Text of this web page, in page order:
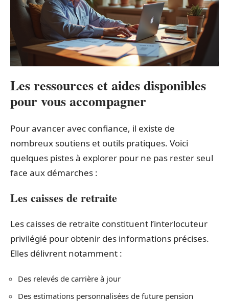
Les ressources et aides disponibles
pour vous accompagner
Pour avancer avec confiance, il existe de
nombreux soutiens et outils pratiques. Voici
quelques pistes à explorer pour ne pas rester seul
face aux démarches :
Les caisses de retraite
Les caisses de retraite constituent l’interlocuteur
privilégié pour obtenir des informations précises.
Elles délivrent notamment :
Des relevés de carrière à jour
Des estimations personnalisées de future pension